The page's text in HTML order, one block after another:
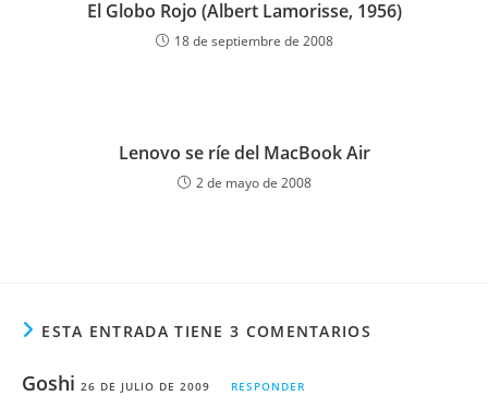
El Globo Rojo (Albert Lamorisse, 1956)
18 de septiembre de 2008
Lenovo se ríe del MacBook Air
2 de mayo de 2008
ESTA ENTRADA TIENE 3 COMENTARIOS
Goshi 26 DE JULIO DE 2009 RESPONDER